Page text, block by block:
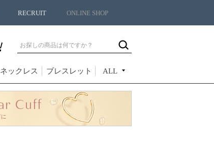
RECRUIT ONLINE SHOP
ネックレス ブレスレット ALL